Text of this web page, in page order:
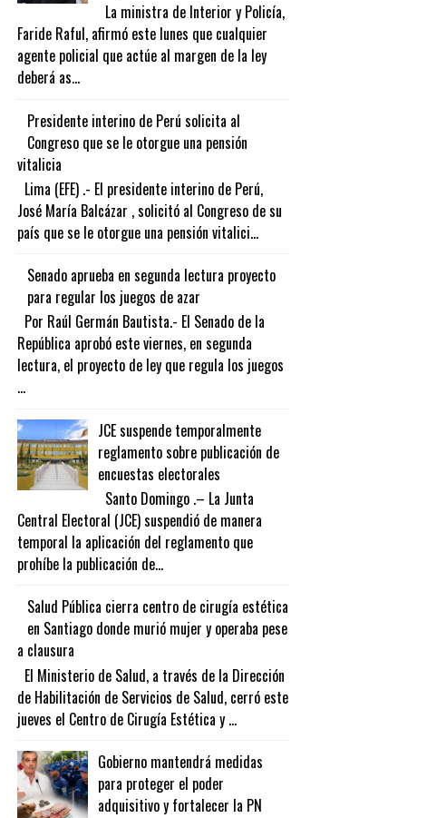
La ministra de Interior y Policía,
Faride Raful, afirmó este lunes que cualquier
agente policial que actúe al margen de la ley
deberá as...
Presidente interino de Perú solicita al
Congreso que se le otorgue una pensión
vitalicia
Lima (EFE) .- El presidente interino de Perú,
José María Balcázar , solicitó al Congreso de su
país que se le otorgue una pensión vitalici...
Senado aprueba en segunda lectura proyecto
para regular los juegos de azar
Por Raúl Germán Bautista.- El Senado de la
República aprobó este viernes, en segunda
lectura, el proyecto de ley que regula los juegos
...
JCE suspende temporalmente
reglamento sobre publicación de
encuestas electorales
Santo Domingo .– La Junta
Central Electoral (JCE) suspendió de manera
temporal la aplicación del reglamento que
prohíbe la publicación de...
Salud Pública cierra centro de cirugía estética
en Santiago donde murió mujer y operaba pese
a clausura
El Ministerio de Salud, a través de la Dirección
de Habilitación de Servicios de Salud, cerró este
jueves el Centro de Cirugía Estética y ...
Gobierno mantendrá medidas
para proteger el poder
adquisitivo y fortalecer la PN